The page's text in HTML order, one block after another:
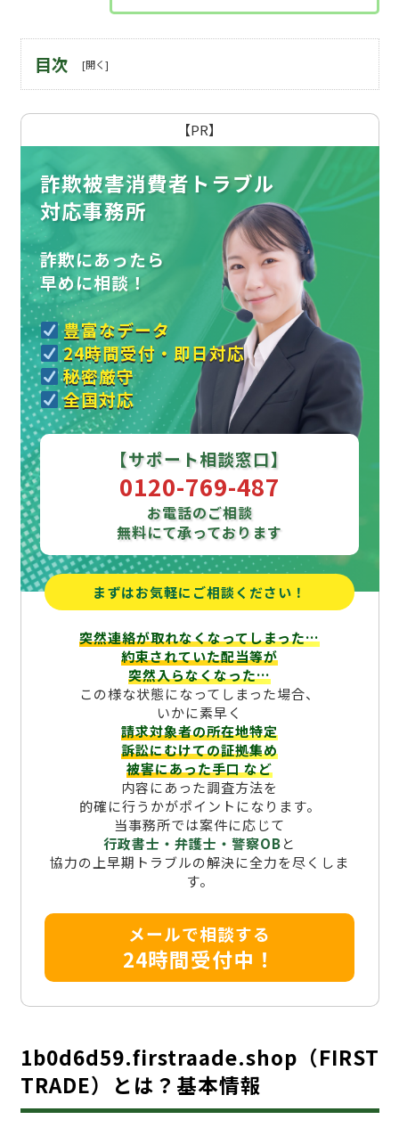
目次
【PR】
詐欺被害消費者トラブル
対応事務所
詐欺にあったら
早めに相談！
豊富なデータ
24時間受付・即日対応
秘密厳守
全国対応
【サポート相談窓口】
0120-769-487
お電話のご相談
無料にて承っております
まずはお気軽にご相談ください！
突然連絡が取れなくなってしまった…
約束されていた配当等が
突然入らなくなった…
この様な状態になってしまった場合、
いかに素早く
請求対象者の所在地特定
訴訟にむけての証拠集め
被害にあった手口など
内容にあった調査方法を
的確に行うかがポイントになります。
当事務所では案件に応じて
行政書士・弁護士・警察OBと
協力の上早期トラブルの解決に全力を尽くしま
す。
メールで相談する
24時間受付中！
1b0d6d59.firstraade.shop（FIRST
TRADE）とは？基本情報